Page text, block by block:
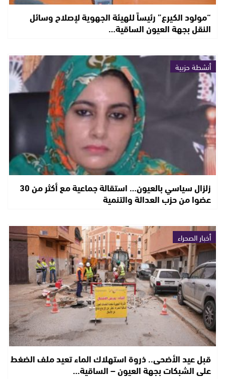
“مولود الكيرع” رئيساً للهيئة الجهوية لإصلاح وسائل
النقل بجهة العيون الساقية…
أنشطة حزبية
زلزال سياسي بالعيون… استقالة جماعية مع أكثر من 30
عضوا من حزب العدالة والتنمية
أخبار الصحراء
قبل عيد الأضحى.. ذروة استهلاك الماء تعيد ملف الضغط
على الشبكات بجهة العيون – الساقية…